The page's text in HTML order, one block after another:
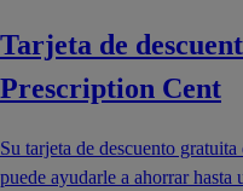
Tarjeta de
Prescription Cent
Su tarjeta de descuento
puede ayudarle a ahorrar